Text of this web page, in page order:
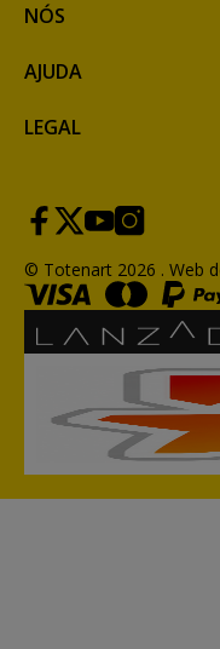
NÓS
AJUDA
LEGAL
© Totenart 2026 . Web